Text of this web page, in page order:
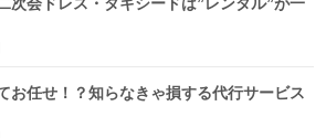
お任せ！？知らなきゃ損する代行サービス